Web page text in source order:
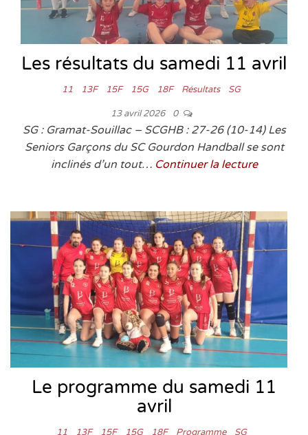
Les résultats du samedi 11 avril
11 13F 15F 15G 18F Résultats SG
13 avril 2026 0
SG : Gramat-Souillac – SCGHB : 27-26 (10-14) Les
Seniors Garçons du SC Gourdon Handball se sont
inclinés d’un tout… Continuer la lecture
Le programme du samedi 11
avril
11 13F 15F 15G 18F Programme SG